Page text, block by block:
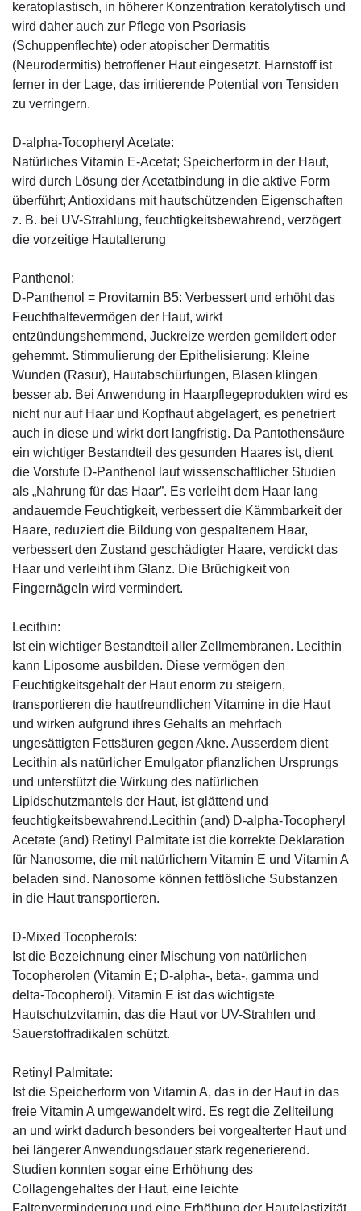
keratoplastisch, in höherer Konzentration keratolytisch und
wird daher auch zur Pflege von Psoriasis
(Schuppenflechte) oder atopischer Dermatitis
(Neurodermitis) betroffener Haut eingesetzt. Harnstoff ist
ferner in der Lage, das irritierende Potential von Tensiden
zu verringern.
D-alpha-Tocopheryl Acetate:
Natürliches Vitamin E-Acetat; Speicherform in der Haut,
wird durch Lösung der Acetatbindung in die aktive Form
überführt; Antioxidans mit hautschützenden Eigenschaften
z. B. bei UV-Strahlung, feuchtigkeitsbewahrend, verzögert
die vorzeitige Hautalterung
Panthenol:
D-Panthenol = Provitamin B5: Verbessert und erhöht das
Feuchthaltevermögen der Haut, wirkt
entzündungshemmend, Juckreize werden gemildert oder
gehemmt. Stimmulierung der Epithelisierung: Kleine
Wunden (Rasur), Hautabschürfungen, Blasen klingen
besser ab. Bei Anwendung in Haarpflegeprodukten wird es
nicht nur auf Haar und Kopfhaut abgelagert, es penetriert
auch in diese und wirkt dort langfristig. Da Pantothensäure
ein wichtiger Bestandteil des gesunden Haares ist, dient
die Vorstufe D-Panthenol laut wissenschaftlicher Studien
als „Nahrung für das Haar”. Es verleiht dem Haar lang
andauernde Feuchtigkeit, verbessert die Kämmbarkeit der
Haare, reduziert die Bildung von gespaltenem Haar,
verbessert den Zustand geschädigter Haare, verdickt das
Haar und verleiht ihm Glanz. Die Brüchigkeit von
Fingernägeln wird vermindert.
Lecithin:
Ist ein wichtiger Bestandteil aller Zellmembranen. Lecithin
kann Liposome ausbilden. Diese vermögen den
Feuchtigkeitsgehalt der Haut enorm zu steigern,
transportieren die hautfreundlichen Vitamine in die Haut
und wirken aufgrund ihres Gehalts an mehrfach
ungesättigten Fettsäuren gegen Akne. Ausserdem dient
Lecithin als natürlicher Emulgator pflanzlichen Ursprungs
und unterstützt die Wirkung des natürlichen
Lipidschutzmantels der Haut, ist glättend und
feuchtigkeitsbewahrend.Lecithin (and) D-alpha-Tocopheryl
Acetate (and) Retinyl Palmitate ist die korrekte Deklaration
für Nanosome, die mit natürlichem Vitamin E und Vitamin A
beladen sind. Nanosome können fettlösliche Substanzen
in die Haut transportieren.
D-Mixed Tocopherols:
Ist die Bezeichnung einer Mischung von natürlichen
Tocopherolen (Vitamin E; D-alpha-, beta-, gamma und
delta-Tocopherol). Vitamin E ist das wichtigste
Hautschutzvitamin, das die Haut vor UV-Strahlen und
Sauerstoffradikalen schützt.
Retinyl Palmitate:
Ist die Speicherform von Vitamin A, das in der Haut in das
freie Vitamin A umgewandelt wird. Es regt die Zellteilung
an und wirkt dadurch besonders bei vorgealterter Haut und
bei längerer Anwendungsdauer stark regenerierend.
Studien konnten sogar eine Erhöhung des
Collagengehaltes der Haut, eine leichte